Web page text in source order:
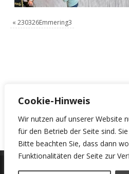
Cookie-Hinweis
Wir nutzen auf unserer Website
für den Betrieb der Seite sind.
Bitte beachten Sie, dass dann
Funktionalitäten der Seite zur
«230326Emmering3
Schreibe einen
Du musstangemeldetsein, um